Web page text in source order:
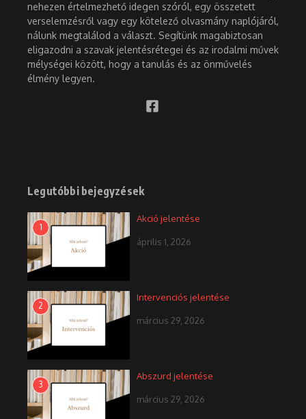
nehezen értelmezhető idegen szóról, egy összetett
verselemzésről vagy egy kötelező olvasmány naplójáról,
nálunk megtalálod a választ. Segítünk magabiztosan
eligazodni a szavak jelentésrétegei és az irodalmi művek
mélységei között, hogy a tanulás és az önművelés
élmény legyen.
Legutóbbi bejegyzések
1
Akció jelentése
április 1, 2026
2
Intervenciós jelentése
március 29, 2026
3
Abszurd jelentése
március 29, 2026